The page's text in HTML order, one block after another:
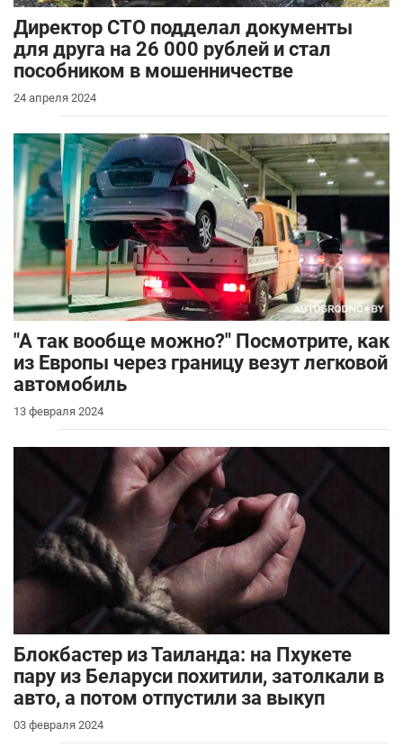
Директор СТО подделал документы
для друга на 26 000 рублей и стал
пособником в мошенничестве
24 апреля 2024
"А так вообще можно?" Посмотрите, как
из Европы через границу везут легковой
автомобиль
13 февраля 2024
Блокбастер из Таиланда: на Пхукете
пару из Беларуси похитили, затолкали в
авто, а потом отпустили за выкуп
03 февраля 2024